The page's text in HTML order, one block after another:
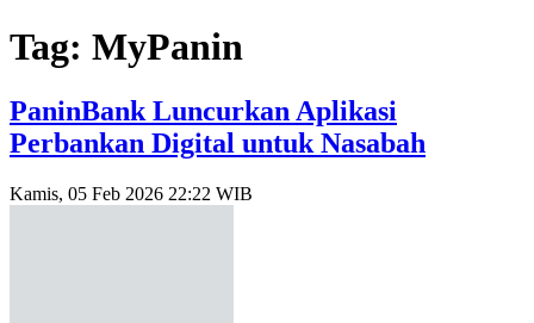
Tag: MyPanin
PaninBank Luncurkan Aplikasi
Perbankan Digital untuk Nasabah
Kamis, 05 Feb 2026 22:22 WIB